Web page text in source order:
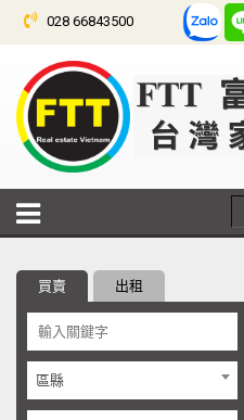
028 66843500
買賣 出租
區縣